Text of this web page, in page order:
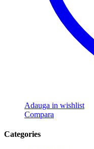
Adauga in wishlist
Compara
Categories